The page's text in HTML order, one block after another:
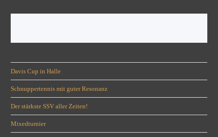
Davis Cup in Halle
Schnuppertennis mit guter Resonanz
Der stärkste SSV aller Zeiten!
Mixedturnier